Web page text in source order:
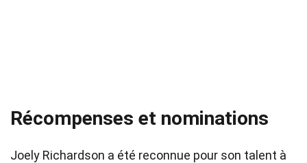
Récompenses et nominations
Joely Richardson a été reconnue pour son talent à